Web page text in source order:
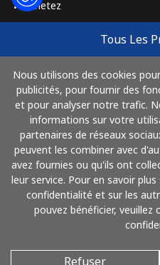
Tous Les
Nous utilisons des cookies
publicités, pour fournir des
et pour analyser notre trafic.
informations sur votre
partenaires de réseaux
peuvent les combiner avec
avez fournies ou qu'ils ont
leur service. Pour en savoir
confidentialité et sur les
pouvez bénéficier,
Refuser
Achetez
Achetez
Mode de fonctionnement